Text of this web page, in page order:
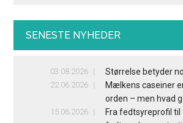
SENESTE NYHEDER
03.08.2026 Størrelse betyder
22.06.2026
Mælkens caseiner
orden – men hvad
15.06.2026
Fra fedtsyreprofil til